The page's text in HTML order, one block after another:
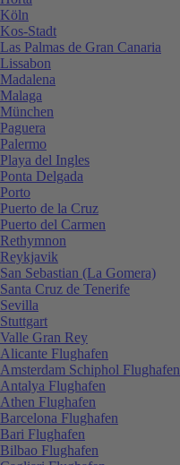
Köln
Kos-Stadt
Las Palmas de Gran Canaria
Lissabon
Madalena
Malaga
München
Paguera
Palermo
Playa del Ingles
Ponta Delgada
Porto
Puerto de la Cruz
Puerto del Carmen
Rethymnon
Reykjavik
San Sebastian (La Gomera)
Santa Cruz de Tenerife
Sevilla
Stuttgart
Valle Gran Rey
Alicante Flughafen
Amsterdam Schiphol Flughafen
Antalya Flughafen
Athen Flughafen
Barcelona Flughafen
Bari Flughafen
Bilbao Flughafen